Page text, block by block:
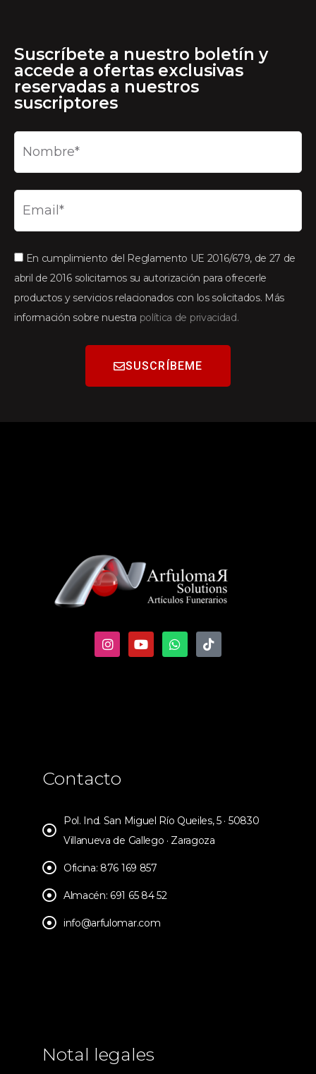
Suscríbete a nuestro boletín y
accede a ofertas exclusivas
reservadas a nuestros
suscriptores
En cumplimiento del Reglamento UE 2016/679, de 27 de
abril de 2016 solicitamos su autorización para ofrecerle
productos y servicios relacionados con los solicitados. Más
información sobre nuestra política de privacidad.
SUSCRÍBEME
Contacto
Pol. Ind. San Miguel Río Queiles, 5 · 50830
Villanueva de Gallego · Zaragoza
Oficina: 876 169 857
Almacén: 691 65 84 52
info@arfulomar.com
Notal legales